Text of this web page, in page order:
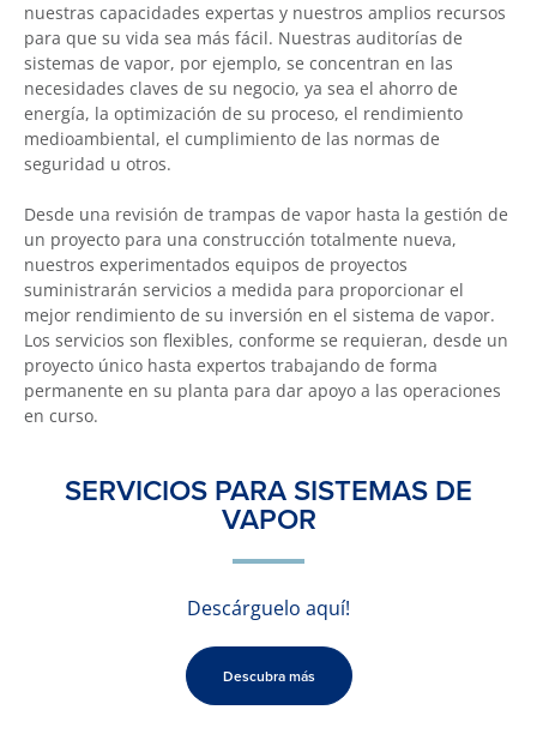
nuestras capacidades expertas y nuestros amplios recursos
para que su vida sea más fácil. Nuestras auditorías de
sistemas de vapor, por ejemplo, se concentran en las
necesidades claves de su negocio, ya sea el ahorro de
energía, la optimización de su proceso, el rendimiento
medioambiental, el cumplimiento de las normas de
seguridad u otros.
Desde una revisión de trampas de vapor hasta la gestión de
un proyecto para una construcción totalmente nueva,
nuestros experimentados equipos de proyectos
suministrarán servicios a medida para proporcionar el
mejor rendimiento de su inversión en el sistema de vapor.
Los servicios son flexibles, conforme se requieran, desde un
proyecto único hasta expertos trabajando de forma
permanente en su planta para dar apoyo a las operaciones
en curso.
SERVICIOS PARA SISTEMAS DE
VAPOR
Descárguelo aquí!
Descubra más